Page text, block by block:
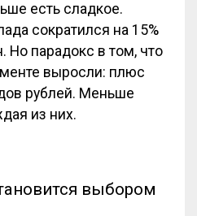
есть сладкое.
сократился на 15%
Но парадокс в том, что
выросли: плюс
рублей. Меньше
из них.
выбором